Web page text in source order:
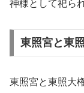
神様として祀ら
東照宮と東
東照宮と東照大